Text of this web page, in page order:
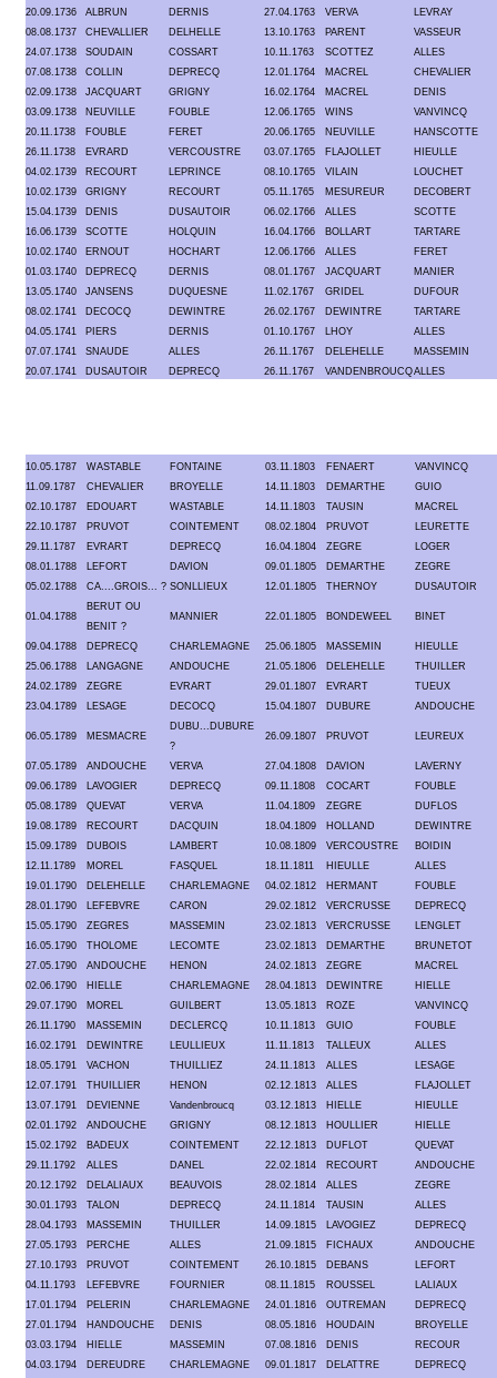
20.09.1736 ALBRUN DERNIS 27.04.1763 VERVA
LEVRAY
08.08.1737
CHEVALLIER DELHELLE 13.10.1763 PARENT
VASSEUR
24.07.1738
SOUDAIN COSSART 10.11.1763 SCOTTEZ
ALLES
07.08.1738
COLLIN DEPRECQ 12.01.1764 MACREL
CHEVALIER
02.09.1738
JACQUART GRIGNY 16.02.1764 MACREL
DENIS
03.09.1738
NEUVILLE FOUBLE 12.06.1765 WINS
VANVINCQ
20.11.1738
FOUBLE FERET 20.06.1765 NEUVILLE
HANSCOTTE
26.11.1738
EVRARD VERCOUSTRE 03.07.1765 FLAJOLLET
HIEULLE
04.02.1739
RECOURT LEPRINCE 08.10.1765 VILAIN
LOUCHET
10.02.1739
GRIGNY RECOURT 05.11.1765 MESUREUR
DECOBERT
15.04.1739
DENIS DUSAUTOIR 06.02.1766 ALLES
SCOTTE
16.06.1739
SCOTTE HOLQUIN 16.04.1766 BOLLART
TARTARE
10.02.1740
ERNOUT HOCHART 12.06.1766 ALLES
FERET
01.03.1740
DEPRECQ DERNIS 08.01.1767 JACQUART
MANIER
13.05.1740
JANSENS DUQUESNE 11.02.1767 GRIDEL
DUFOUR
08.02.1741
DECOCQ DEWINTRE 26.02.1767 DEWINTRE
TARTARE
04.05.1741
PIERS DERNIS 01.10.1767 LHOY
ALLES
07.07.1741
SNAUDE ALLES 26.11.1767 DELEHELLE
MASSEMIN
20.07.1741
DUSAUTOIR DEPRECQ 26.11.1767 VANDENBROUCQALLES
10.05.1787 WASTABLE FONTAINE 03.11.1803 FENAERT
VANVINCQ
11.09.1787
CHEVALIER BROYELLE 14.11.1803 DEMARTHE
GUIO
02.10.1787
EDOUART WASTABLE 14.11.1803 TAUSIN
MACREL
22.10.1787
PRUVOT COINTEMENT 08.02.1804 PRUVOT
LEURETTE
29.11.1787
EVRART DEPRECQ 16.04.1804 ZEGRE
LOGER
08.01.1788
LEFORT DAVION 09.01.1805 DEMARTHE
ZEGRE
05.02.1788
CA....GROIS... ? SONLLIEUX 12.01.1805 THERNOY DUSAUTOIR
01.04.1788
BERUT OU
BENIT ?
MANNIER 22.01.1805 BONDEWEEL BINET
09.04.1788 DEPRECQ CHARLEMAGNE 25.06.1805 MASSEMIN
HIEULLE
25.06.1788
LANGAGNE ANDOUCHE 21.05.1806 DELEHELLE
THUILLER
24.02.1789
ZEGRE EVRART 29.01.1807 EVRART
TUEUX
23.04.1789
LESAGE DECOCQ 15.04.1807 DUBURE ANDOUCHE
06.05.1789 MESMACRE
DUBU...DUBURE
?
26.09.1807 PRUVOT LEUREUX
07.05.1789 ANDOUCHE VERVA 27.04.1808 DAVION
LAVERNY
09.06.1789
LAVOGIER DEPRECQ 09.11.1808 COCART
FOUBLE
05.08.1789
QUEVAT VERVA 11.04.1809 ZEGRE
DUFLOS
19.08.1789
RECOURT DACQUIN 18.04.1809 HOLLAND
DEWINTRE
15.09.1789
DUBOIS LAMBERT 10.08.1809 VERCOUSTRE
BOIDIN
12.11.1789
MOREL FASQUEL 18.11.1811 HIEULLE
ALLES
19.01.1790
DELEHELLE CHARLEMAGNE 04.02.1812 HERMANT
FOUBLE
28.01.1790
LEFEBVRE CARON 29.02.1812 VERCRUSSE
DEPRECQ
15.05.1790
ZEGRES MASSEMIN 23.02.1813 VERCRUSSE
LENGLET
16.05.1790
THOLOME LECOMTE 23.02.1813 DEMARTHE
BRUNETOT
27.05.1790
ANDOUCHE HENON 24.02.1813 ZEGRE
MACREL
02.06.1790
HIELLE CHARLEMAGNE 28.04.1813 DEWINTRE
HIELLE
29.07.1790
MOREL GUILBERT 13.05.1813 ROZE
VANVINCQ
26.11.1790
MASSEMIN DECLERCQ 10.11.1813 GUIO
FOUBLE
16.02.1791
DEWINTRE LEULLIEUX 11.11.1813 TALLEUX
ALLES
18.05.1791
VACHON THUILLIEZ 24.11.1813 ALLES
LESAGE
12.07.1791
THUILLIER HENON 02.12.1813 ALLES
FLAJOLLET
13.07.1791
DEVIENNE Vandenbroucq 03.12.1813 HIELLE
HIEULLE
02.01.1792
ANDOUCHE GRIGNY 08.12.1813 HOULLIER
HIELLE
15.02.1792
BADEUX COINTEMENT 22.12.1813 DUFLOT
QUEVAT
29.11.1792
ALLES DANEL 22.02.1814 RECOURT
ANDOUCHE
20.12.1792
DELALIAUX BEAUVOIS 28.02.1814 ALLES
ZEGRE
30.01.1793
TALON DEPRECQ 24.11.1814 TAUSIN
ALLES
28.04.1793
MASSEMIN THUILLER 14.09.1815 LAVOGIEZ
DEPRECQ
27.05.1793
PERCHE ALLES 21.09.1815 FICHAUX
ANDOUCHE
27.10.1793
PRUVOT COINTEMENT 26.10.1815 DEBANS
LEFORT
04.11.1793
LEFEBVRE FOURNIER 08.11.1815 ROUSSEL
LALIAUX
17.01.1794
PELERIN CHARLEMAGNE 24.01.1816 OUTREMAN
DEPRECQ
27.01.1794
HANDOUCHE DENIS 08.05.1816 HOUDAIN
BROYELLE
03.03.1794
HIELLE MASSEMIN 07.08.1816 DENIS
RECOUR
04.03.1794
DEREUDRE CHARLEMAGNE 09.01.1817 DELATTRE DEPRECQ